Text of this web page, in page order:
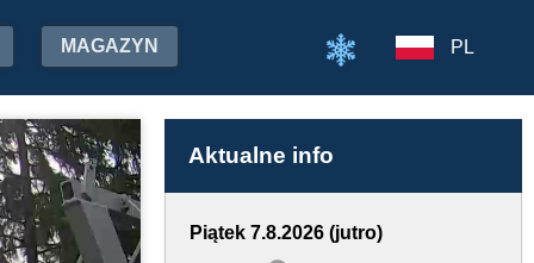
MAGAZYN PL
Aktualne info
Piątek 7.8.2026 (jutro)